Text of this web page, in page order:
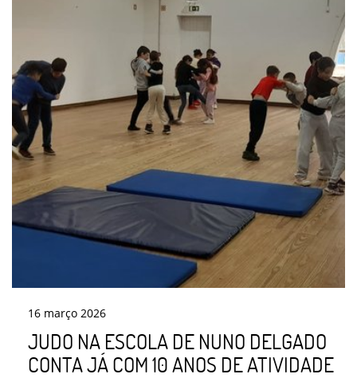
16 março 2026
JUDO NA ESCOLA DE NUNO DELGADO
CONTA JÁ COM 10 ANOS DE ATIVIDADE